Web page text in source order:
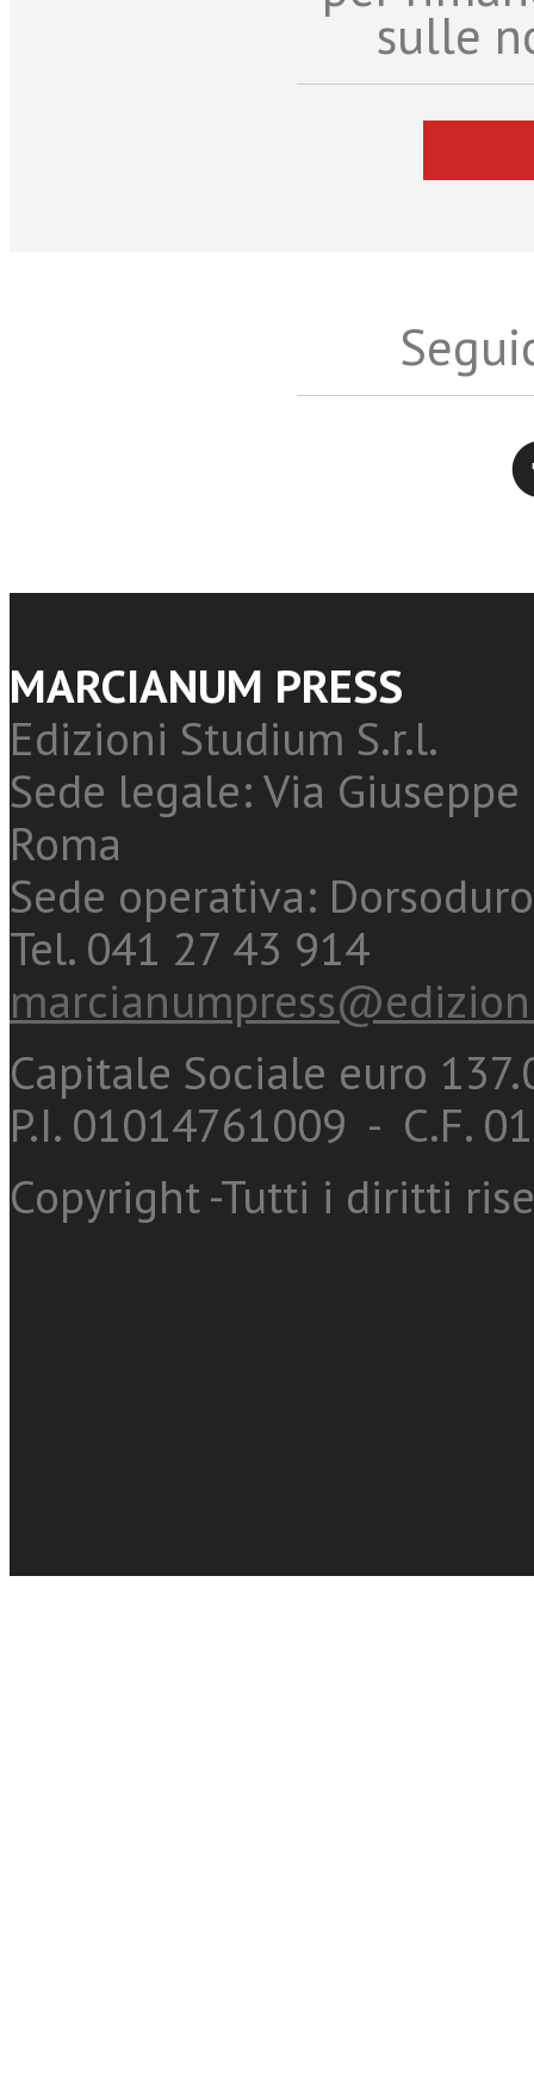
sulle
MARCIANUM PRESS
Edizioni Studium S.r.l.
Sede legale: Via
Roma
Sede operativa:
Tel. 041 27 43 914
Capitale Sociale euro
P.I. 01014761009 - C.F.
Copyright -Tutti i diritti